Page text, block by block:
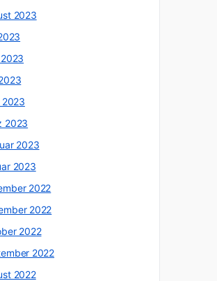
2023
2023
2023
2023
2023
2022
2022
2022
2022
2022